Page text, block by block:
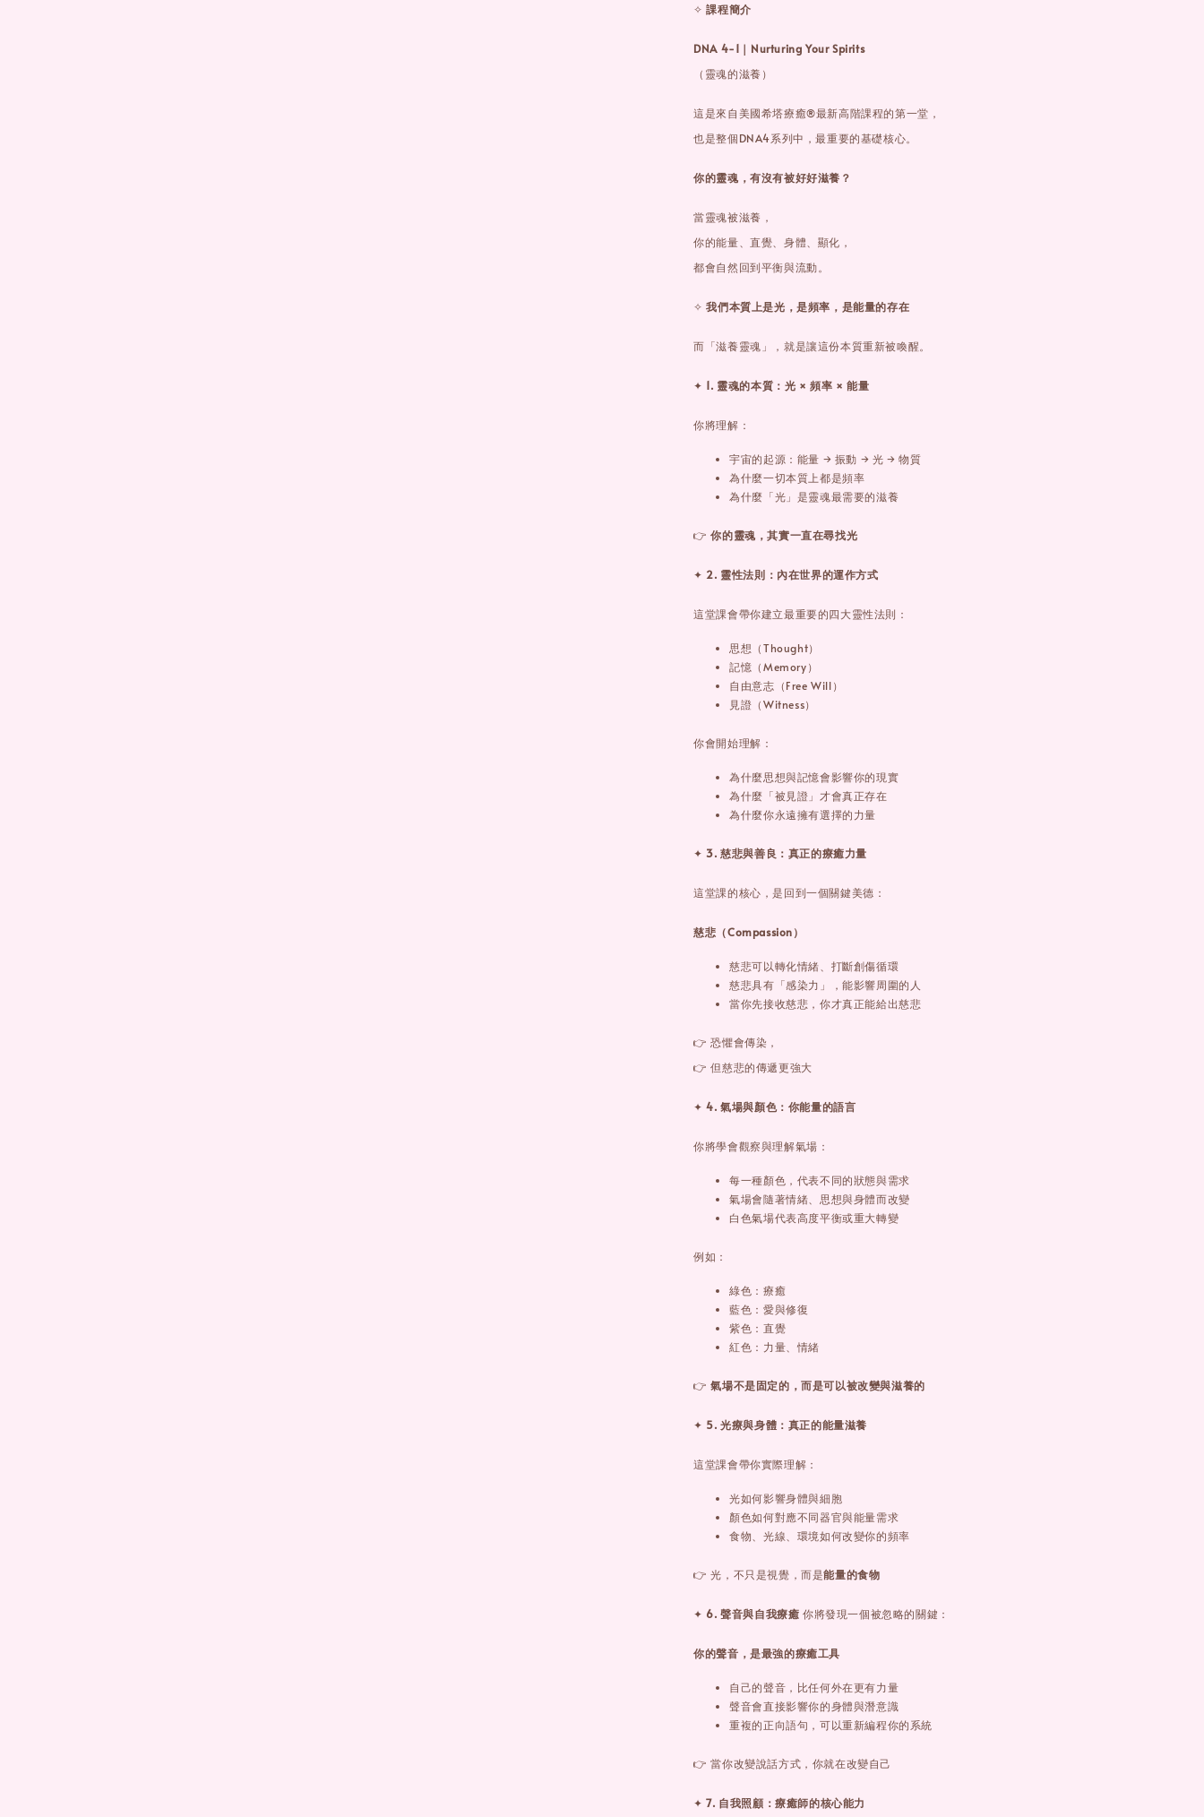
✧ 課程簡介
DNA 4-1｜Nurturing Your Spirits
（靈魂的滋養）
這是來自美國希塔療癒®最新高階課程的第一堂，
也是整個DNA4系列中，最重要的基礎核心。
你的靈魂，有沒有被好好滋養？
當靈魂被滋養，
你的能量、直覺、身體、顯化，
都會自然回到平衡與流動。
✧我們本質上是光，是頻率，是能量的存在
而「滋養靈魂」，就是讓這份本質重新被喚醒。
✦ 1. 靈魂的本質：光 × 頻率 × 能量
你將理解：
宇宙的起源：能量 → 振動 → 光 → 物質
為什麼一切本質上都是頻率
為什麼「光」是靈魂最需要的滋養
👉你的靈魂，其實一直在尋找光
✦ 2. 靈性法則：內在世界的運作方式
這堂課會帶你建立最重要的四大靈性法則：
思想（Thought）
記憶（Memory）
自由意志（Free Will）
見證（Witness）
你會開始理解：
為什麼思想與記憶會影響你的現實
為什麼「被見證」才會真正存在
為什麼你永遠擁有選擇的力量
✦ 3. 慈悲與善良：真正的療癒力量
這堂課的核心，是回到一個關鍵美德：
慈悲（Compassion）
慈悲可以轉化情緒、打斷創傷循環
慈悲具有「感染力」，能影響周圍的人
當你先接收慈悲，你才真正能給出慈悲
👉 恐懼會傳染，
👉 但慈悲的傳遞更強大
✦ 4. 氣場與顏色：你能量的語言
你將學會觀察與理解氣場：
每一種顏色，代表不同的狀態與需求
氣場會隨著情緒、思想與身體而改變
白色氣場代表高度平衡或重大轉變
例如：
綠色：療癒
藍色：愛與修復
紫色：直覺
紅色：力量、情緒
👉氣場不是固定的，而是可以被改變與滋養的
✦ 5. 光療與身體：真正的能量滋養
這堂課會帶你實際理解：
光如何影響身體與細胞
顏色如何對應不同器官與能量需求
食物、光線、環境如何改變你的頻率
👉 光，不只是視覺，而是能量的食物
✦ 6. 聲音與自我療癒 你將發現一個被忽略的關鍵：
你的聲音，是最強的療癒工具
自己的聲音，比任何外在更有力量
聲音會直接影響你的身體與潛意識
重複的正向語句，可以重新編程你的系統
👉 當你改變說話方式，你就在改變自己
✦ 7. 自我照顧：療癒師的核心能力